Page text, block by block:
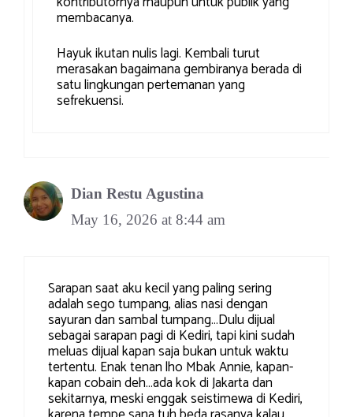
membacanya.
Hayuk ikutan nulis lagi. Kembali turut
merasakan bagaimana gembiranya berada di
satu lingkungan pertemanan yang
sefrekuensi.
Dian Restu Agustina
May 16, 2026 at 8:44 am
Sarapan saat aku kecil yang paling sering
adalah sego tumpang, alias nasi dengan
sayuran dan sambal tumpang…Dulu dijual
sebagai sarapan pagi di Kediri, tapi kini sudah
meluas dijual kapan saja bukan untuk waktu
tertentu. Enak tenan lho Mbak Annie, kapan-
kapan cobain deh…ada kok di Jakarta dan
sekitarnya, meski enggak seistimewa di Kediri,